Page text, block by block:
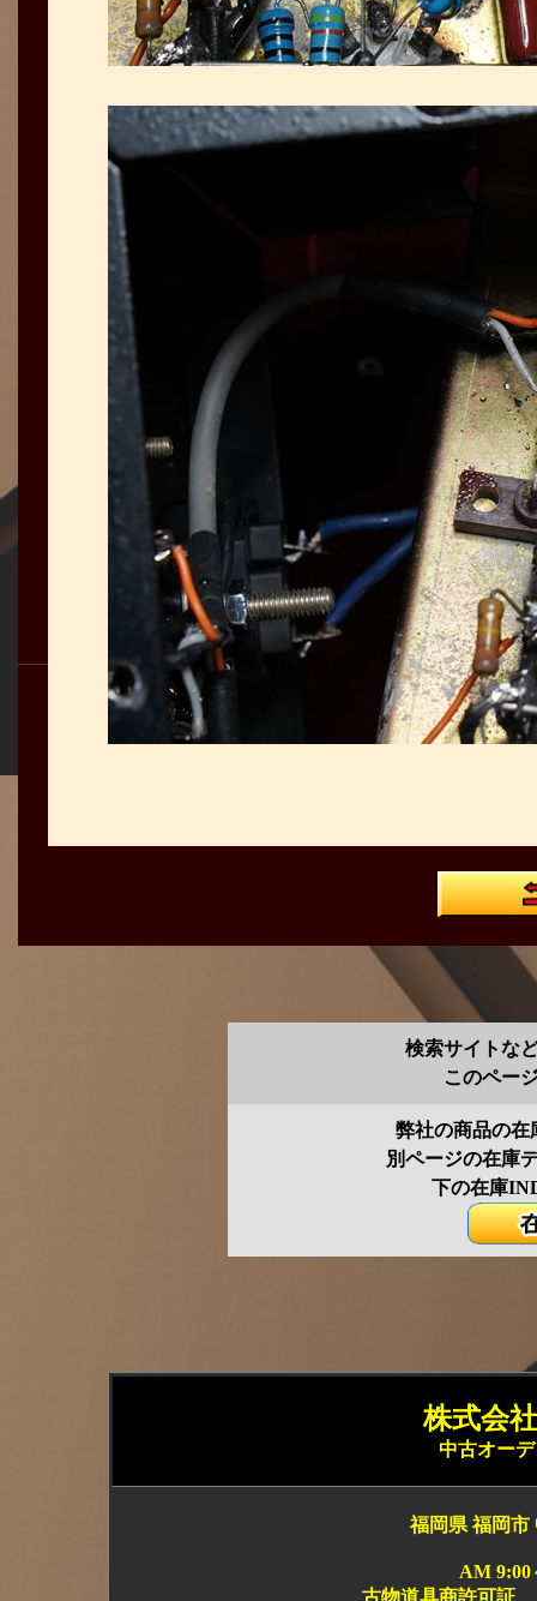
検索サイトな
このペー
弊社の商品の在
別ページの在庫
下の在庫
株式会
中古オー
福岡県 福岡市
AM
古物道具商許可証